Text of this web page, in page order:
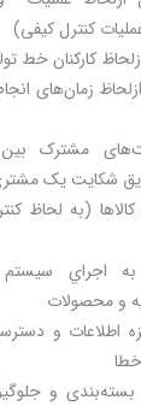
کنترل کیفی)
کارکنان خط
زمان‌های
مشترک
شکایت یک
(به لحاظ
به اجراي سيستم
و محصولات
اطلاعات و
بسته‌بندی و